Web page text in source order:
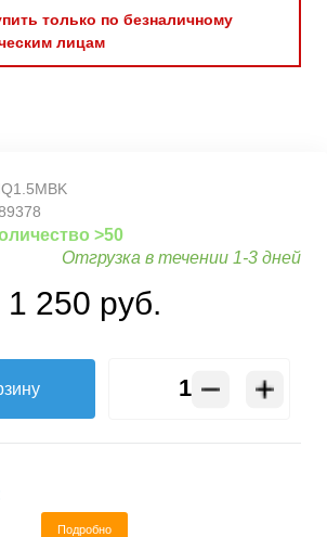
только по безналичному
лицам
>50
Отгрузка в течении 1-3 дней
1 250 руб.
Подробно